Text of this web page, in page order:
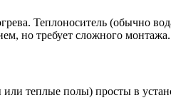
Теплоноситель (обычно
но требует сложного монтажа.
теплые полы) просты в